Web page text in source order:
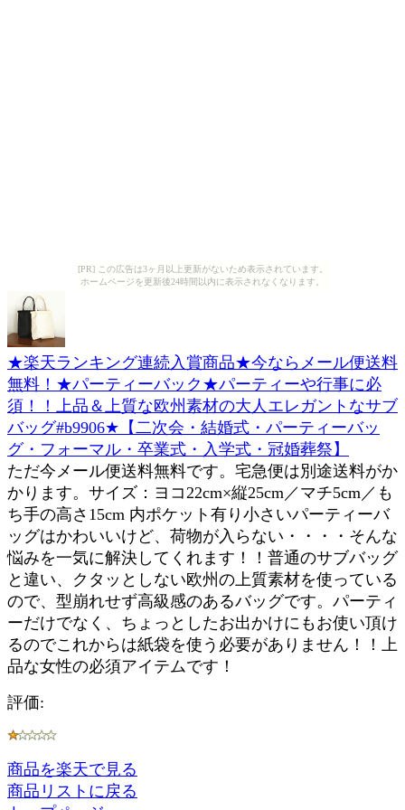
[PR] この広告は3ヶ月以上更新がないため表示されています。
ホームページを更新後24時間以内に表示されなくなります。
★楽天ランキング連続入賞商品★今ならメール便送料
無料！★パーティーバック★パーティーや行事に必
須！！上品＆上質な欧州素材の大人エレガントなサブ
バッグ#b9906★【二次会・結婚式・パーティーバッ
グ・フォーマル・卒業式・入学式・冠婚葬祭】
ただ今メール便送料無料です。宅急便は別途送料がか
かります。サイズ：ヨコ22cm×縦25cm／マチ5cm／も
ち手の高さ15cm 内ポケット有り小さいパーティーバ
ッグはかわいいけど、荷物が入らない・・・・そんな
悩みを一気に解決してくれます！！普通のサブバッグ
と違い、クタッとしない欧州の上質素材を使っている
ので、型崩れせず高級感のあるバッグです。パーティ
ーだけでなく、ちょっとしたお出かけにもお使い頂け
るのでこれからは紙袋を使う必要がありません！！上
品な女性の必須アイテムです！
評価:
商品を楽天で見る
商品リストに戻る